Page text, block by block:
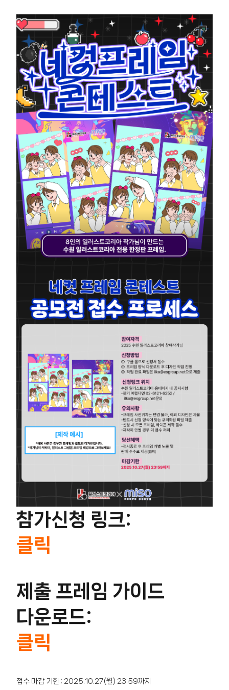
참가신청 링크:
클릭
제출 프레임 가이드
다운로드:
클릭
접수 마감 기한 : 2025.10.27(월) 23:59까지